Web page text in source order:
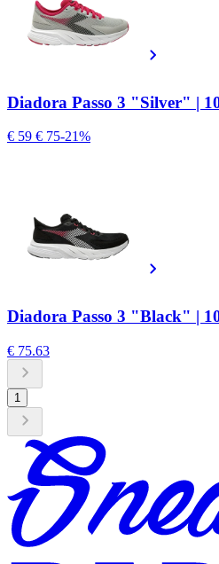
Diadora Passo 3 "Silver" |
€ 59 € 75-21%
Diadora Passo 3 "Black" |
€ 75.63
1